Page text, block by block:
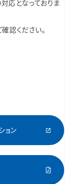
応となっておりま
認ください。
ョン